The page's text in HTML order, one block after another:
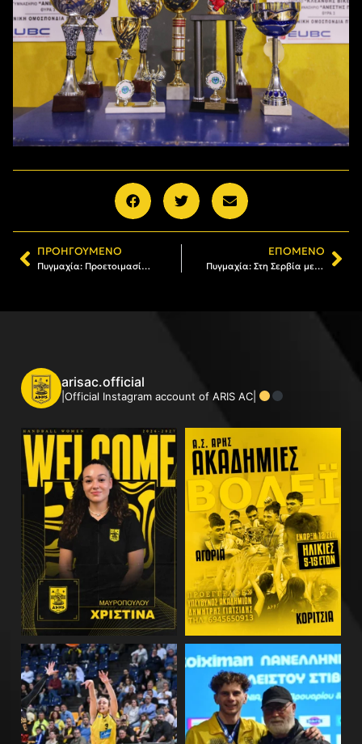
ΠΡΟΗΓΟΎΜΕΝΟ
Πυγμαχία: Προετοιμασία στη Σοφία για Παίδες-Παμπαίδες, εν όψει των Πανελληνίων Πρωταθλημάτων
ΕΠΌΜΕΝΟ
Πυγμαχία: Στη Σερβία με την Εθνική ο Πέτρος Κωνσταντινούδης
arisac.official
|Official Instagram account of ARIS AC|